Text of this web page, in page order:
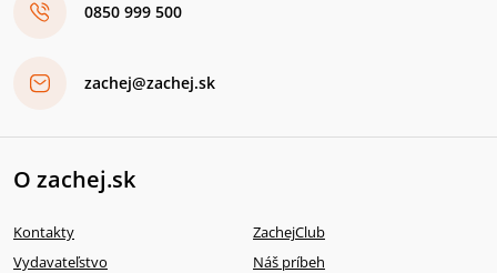
0850 999 500
zachej@zachej.sk
O zachej.sk
Kontakty
ZachejClub
Vydavateľstvo
Náš príbeh